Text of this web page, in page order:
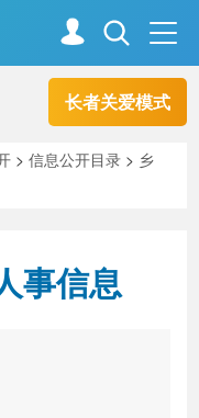
长者关爱模式
走进资阳
解读回应
>信息公开目录 > 乡
事信息